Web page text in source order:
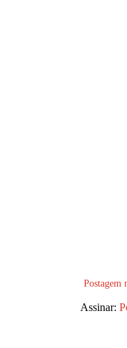
Postagem
Assinar: